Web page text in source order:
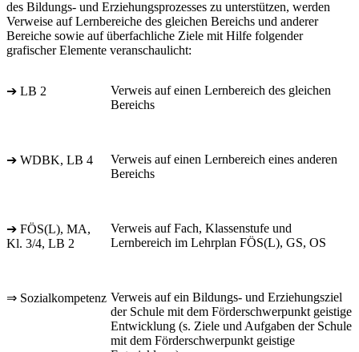
des Bildungs- und Erziehungsprozesses zu unterstützen, werden
Verweise auf Lernbereiche des gleichen Bereichs und anderer
Bereiche sowie auf überfachliche Ziele mit Hilfe folgender
grafischer Elemente veranschaulicht:
➔ LB 2
Verweis auf einen Lernbereich des gleichen
Bereichs
➔ WDBK, LB 4
Verweis auf einen Lernbereich eines anderen
Bereichs
➔ FÖS(L), MA,
Kl. 3/4, LB 2
Verweis auf Fach, Klassenstufe und
Lernbereich im Lehrplan FÖS(L), GS, OS
⇒ Sozialkompetenz Verweis auf ein Bildungs- und Erziehungsziel
der Schule mit dem Förderschwerpunkt geistige
Entwicklung (s. Ziele und Aufgaben der Schule
mit dem Förderschwerpunkt geistige